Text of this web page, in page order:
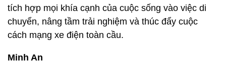
tích hợp mọi khía cạnh của cuộc sống vào việc di
chuyển, nâng tầm trải nghiệm và thúc đẩy cuộc
cách mạng xe điện toàn cầu.
Minh An